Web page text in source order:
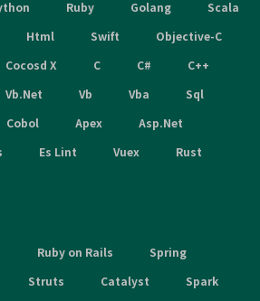
Ruby Golang
Scala
Html Swift
Objective-C
Cocosd X C C#
C++
Vb.Net Vb Vba
Sql
Cobol Apex
Asp.Net
Es Lint Vuex
Rust
Ruby on Rails
Spring
Struts Catalyst
Spark